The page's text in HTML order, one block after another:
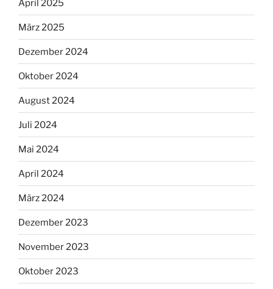
April 2025
März 2025
Dezember 2024
Oktober 2024
August 2024
Juli 2024
Mai 2024
April 2024
März 2024
Dezember 2023
November 2023
Oktober 2023